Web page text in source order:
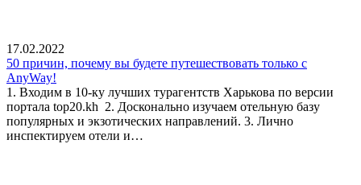
17.02.2022
50 причин, почему вы будете путешествовать только с
AnyWay!
1. Входим в 10-ку лучших турагентств Харькова по версии
портала top20.kh 2. Досконально изучаем отельную базу
популярных и экзотических направлений. 3. Лично
инспектируем отели и…